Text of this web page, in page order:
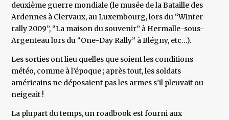
deuxième guerre mondiale (le musée de la Bataille des
Ardennes à Clervaux, au Luxembourg, lors du “Winter
rally 2009”, “La maison du souvenir” à Hermalle-sous-
Argenteau lors du “One-Day Rally” à Blégny, etc…).
Les sorties ont lieu quelles que soient les conditions
météo, comme à l’époque ; après tout, les soldats
américains ne déposaient pas les armes s’il pleuvait ou
neigeait !
La plupart du temps, un roadbook est fourni aux